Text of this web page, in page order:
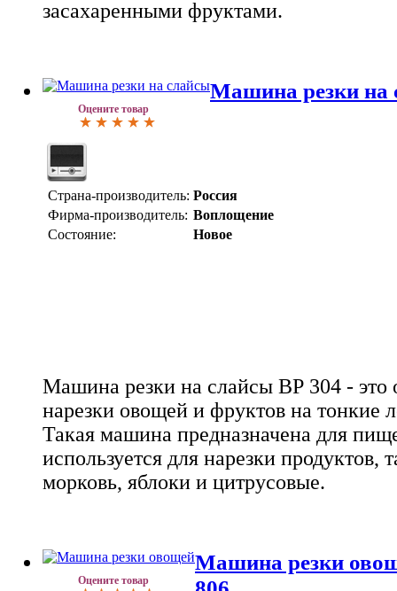
засахаренными фруктами.
Оцените товар
Машина резки на
Страна-производитель: Россия
Фирма-производитель: Воплощение
Состояние:
Новое
Машина резки на слайсы ВР 304 - это
нарезки овощей и фруктов на тонкие
Такая машина предназначена для
используется для нарезки продуктов,
морковь, яблоки и цитрусовые.
Оцените товар
Машина резки